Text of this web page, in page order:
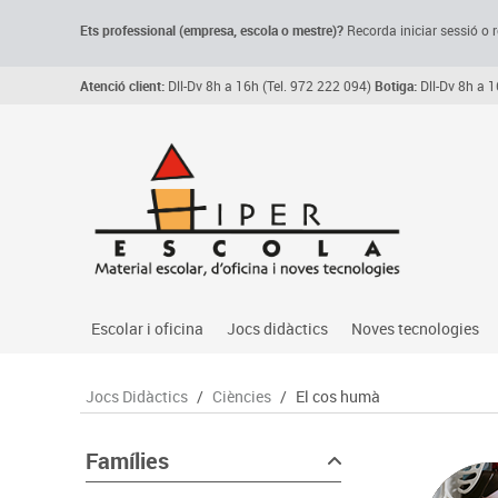
Ets professional (empresa, escolao mestre)? Recorda iniciar sessió o
Atenció client: Dll-Dv 8h a 16h (Tel. 972 222 094)Botiga: Dll-Dv 8h a
Escolar i oficina
Arxiu, carpetes i classificadors
Manualitats
Escriptura i correcció
Jocs didàctics
Primeres edats
Jocs heurístics
Motricitat fina
Noves tecnologies
Audio
Connectivitat i
Jocs Didàctics / Ciències / El cos humà
Famílies